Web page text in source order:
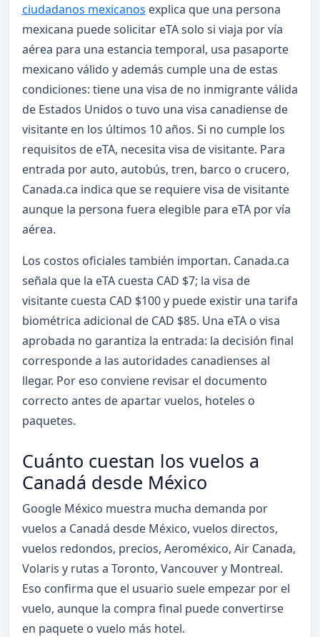
ciudadanos mexicanos explica que una persona
mexicana puede solicitar eTA solo si viaja por vía
aérea para una estancia temporal, usa pasaporte
mexicano válido y además cumple una de estas
condiciones: tiene una visa de no inmigrante válida
de Estados Unidos o tuvo una visa canadiense de
visitante en los últimos 10 años. Si no cumple los
requisitos de eTA, necesita visa de visitante. Para
entrada por auto, autobús, tren, barco o crucero,
Canada.ca indica que se requiere visa de visitante
aunque la persona fuera elegible para eTA por vía
aérea.
Los costos oficiales también importan. Canada.ca
señala que la eTA cuesta CAD $7; la visa de
visitante cuesta CAD $100 y puede existir una tarifa
biométrica adicional de CAD $85. Una eTA o visa
aprobada no garantiza la entrada: la decisión final
corresponde a las autoridades canadienses al
llegar. Por eso conviene revisar el documento
correcto antes de apartar vuelos, hoteles o
paquetes.
Cuánto cuestan los vuelos a
Canadá desde México
Google México muestra mucha demanda por
vuelos a Canadá desde México, vuelos directos,
vuelos redondos, precios, Aeroméxico, Air Canada,
Volaris y rutas a Toronto, Vancouver y Montreal.
Eso confirma que el usuario suele empezar por el
vuelo, aunque la compra final puede convertirse
en paquete o vuelo más hotel.